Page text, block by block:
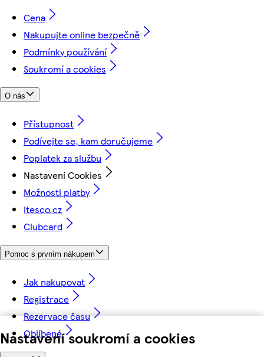
Nastavení soukromí a cookies
Cena
Nakupujte online bezpečně
Podmínky používání
Soukromí a cookies
O nás
Přístupnost
Podívejte se, kam doručujeme
Poplatek za službu
Nastavení Cookies
Možnosti platby
itesco.cz
Clubcard
Pomoc s prvním nákupem
Jak nakupovat
Registrace
Rezervace času
Oblíbené